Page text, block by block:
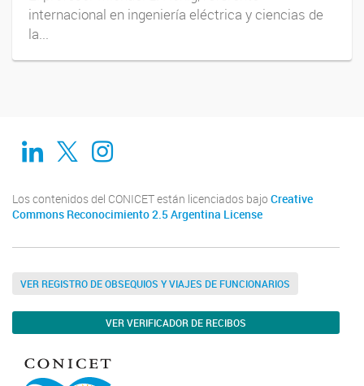
internacional en ingeniería eléctrica y ciencias de
la...
Linkedin
TwitterInstagram
Los contenidos del CONICET están licenciados bajo Creative
Commons Reconocimiento 2.5 Argentina License
VER REGISTRO DE OBSEQUIOS Y VIAJES DE FUNCIONARIOS
VER VERIFICADOR DE RECIBOS